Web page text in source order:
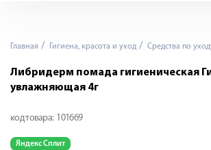
Главная Гигиена, красота и уход Средства по
Либридерм помада гигиеническая
увлажняющая 4г
код товара: 101669
Яндекс Сплит